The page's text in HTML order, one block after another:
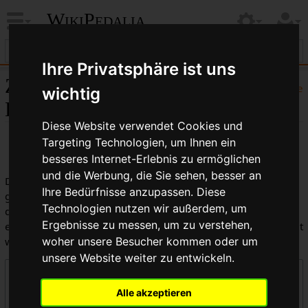
Ihre Privatsphäre ist uns
wichtig
Diese Website verwendet Cookies und
Targeting Technologien, um Ihnen ein
besseres Internet-Erlebnis zu ermöglichen
und die Werbung, die Sie sehen, besser an
Ihre Bedürfnisse anzupassen. Diese
Technologien nutzen wir außerdem, um
Ergebnisse zu messen, um zu verstehen,
woher unsere Besucher kommen oder um
unsere Website weiter zu entwickeln.
Alle akzeptieren
WikiPedalia
Hilfe
Zentrale öffentliche
Logbücher
Dies ist die kombinierte Anzeige aller in WikiPedalia
geführten Logbücher. Die Ausgabe kann durch die Auswahl
des Logbuchtyps, des Benutzers oder des Seitentitels
eingeschränkt werden (Groß-/Kleinschreibung muss beachtet
werden).
Logbücher
Zentrale öffentliche Logbücher